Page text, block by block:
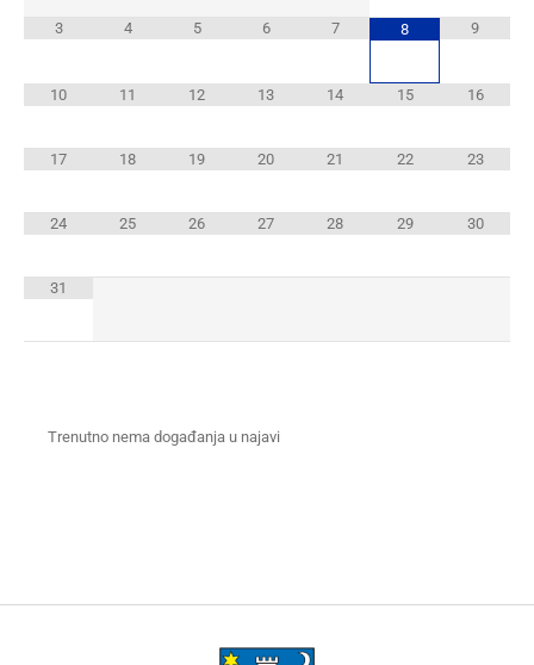
3 4 5 6 7 8 9
10 11 12 13 14 15 16
17 18 19 20 21 22 23
24 25 26 27 28 29 30
31
Trenutno nema događanja u najavi